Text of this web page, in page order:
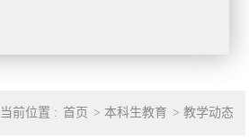
当前位置 : 首页 > 本科生教育 > 教学动态